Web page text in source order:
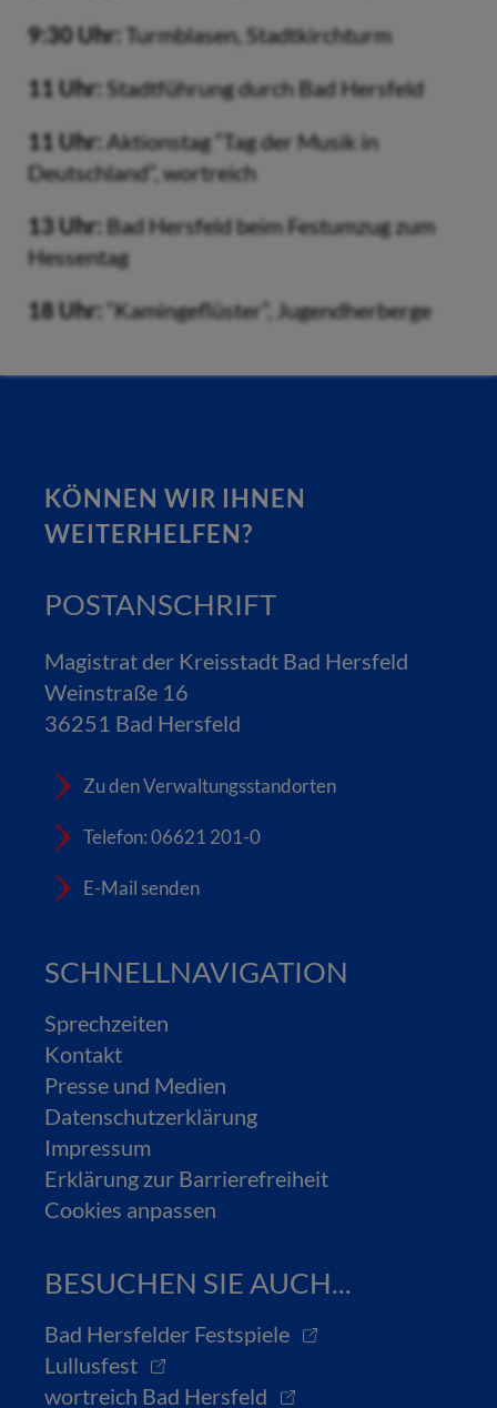
9:30 Uhr: Turmblasen, Stadtkirchturm
11 Uhr: Stadtführung durch Bad Hersfeld
11 Uhr: Aktionstag “Tag der Musik in
Deutschland”, wortreich
13 Uhr: Bad Hersfeld beim Festumzug zum
Hessentag
18 Uhr: “Kamingeflüster”, Jugendherberge
KÖNNEN WIR IHNEN
WEITERHELFEN?
POSTANSCHRIFT
Magistrat der Kreisstadt Bad Hersfeld
Weinstraße 16
36251 Bad Hersfeld
Zu den Verwaltungsstandorten
Telefon: 06621 201-0
E-Mail senden
SCHNELLNAVIGATION
Sprechzeiten
Kontakt
Presse und Medien
Datenschutzerklärung
Impressum
Erklärung zur Barrierefreiheit
Cookies anpassen
BESUCHEN SIE AUCH...
Bad Hersfelder Festspiele
Lullusfest
wortreich Bad Hersfeld